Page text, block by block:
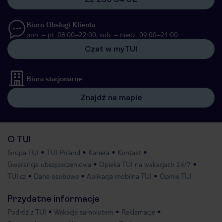
Biuro Obsługi Klienta
pon. – pt. 08:00–22:00, sob. – niedz. 09:00–21:00
Czat w myTUI
Biura stacjonarne
Znajdź na mapie
O TUI
Grupa TUI TUI Poland Kariera
Kontakt
Gwarancja ubezpieczeniowa
Opieka TUI na wakacjach 24/7
TUI.cz
Dane osobowe Aplikacja mobilna TUI Opinie TUI
Przydatne informacje
Podróż z TUI Wakacje samolotem
Reklamacje